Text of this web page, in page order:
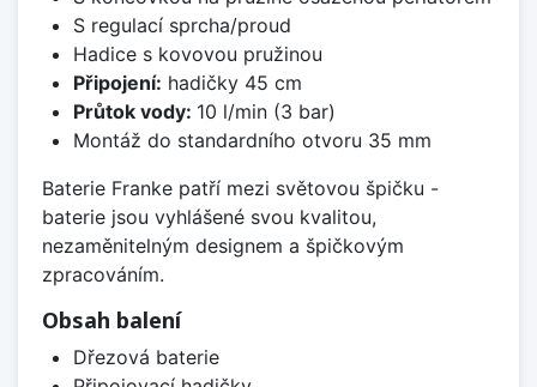
S regulací sprcha/proud
Hadice s kovovou pružinou
Připojení: hadičky 45 cm
Průtok vody: 10 l/min (3 bar)
Montáž do standardního otvoru 35 mm
Baterie Franke patří mezi světovou špičku -
baterie jsou vyhlášené svou kvalitou,
nezaměnitelným designem a špičkovým
zpracováním.
Obsah balení
Dřezová baterie